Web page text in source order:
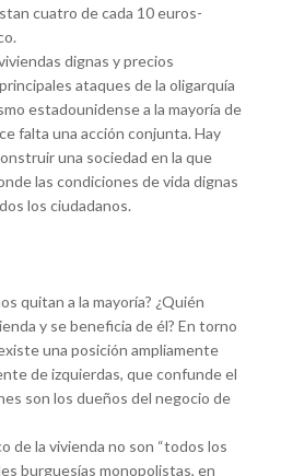
cuatro de cada 10 euros-
dignas y precios
ataques de la oligarquía
estadounidense a la mayoría de
falta una acción conjunta. Hay
una sociedad en la que
las condiciones de vida dignas
los ciudadanos.
quitan a la mayoría? ¿Quién
y se beneficia de él? En torno
una posición ampliamente
de izquierdas, que confunde el
son los dueños del negocio de
de la vivienda no son “todos los
burguesías monopolistas, en